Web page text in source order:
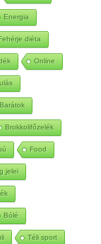
Energia
diéta
Online
Barátok
Brokkolifőzelék
Food
jelei
Bólé
Téli sport